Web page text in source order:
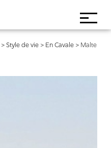
>Style de vie > En Cavale > Malte